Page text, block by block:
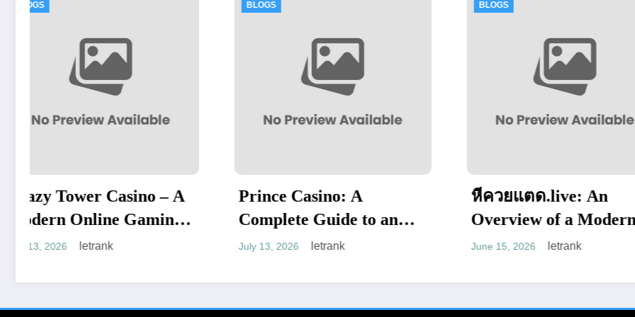
Prince Casino: A
Complete Guide to an
Exciting Online Gaming
July 13, 2026
หีควยแตด.live: An
Overview of a Modern
Adult Entertainment
June 15, 2026
Entertainment-
Website with
June 13, 2026